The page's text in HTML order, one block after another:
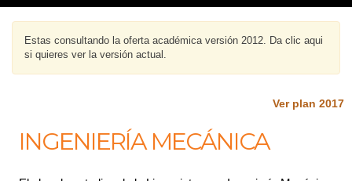
Estas consultando la oferta académica versión 2012. Da clic aqui
si quieres ver la versión actual.
Ver plan 2017
INGENIERÍA MECÁNICA